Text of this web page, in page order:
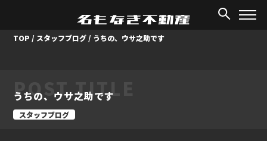
TOP / スタッフブログ / うちの、ウサ之助です
POST TITLE
うちの、ウサ之助です
スタッフブログ